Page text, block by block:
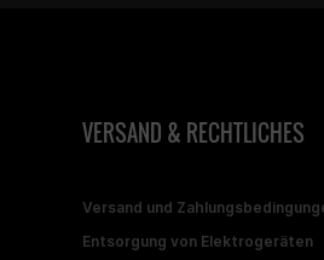
VERSAND & RECHTLICHES
Versand und
Entsorgung von Elektrogeräten